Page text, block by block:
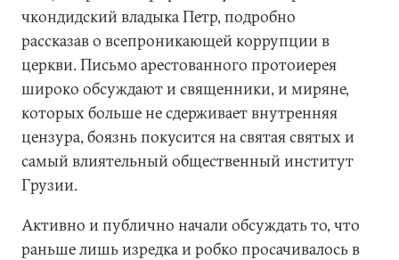
чкондидский владыка Петр, подробно
рассказав о всепроникающей коррупции в
церкви. Письмо арестованного протоиерея
широко обсуждают и священники, и миряне,
которых больше не сдерживает внутренняя
цензура, боязнь покусится на святая святых и
самый влиятельный общественный институт
Грузии.
Активно и публично начали обсуждать то, что
раньше лишь изредка и робко просачивалось в